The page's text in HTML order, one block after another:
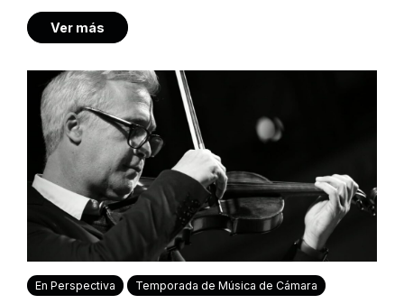
Ver más
En Perspectiva Temporada de Música de Cámara